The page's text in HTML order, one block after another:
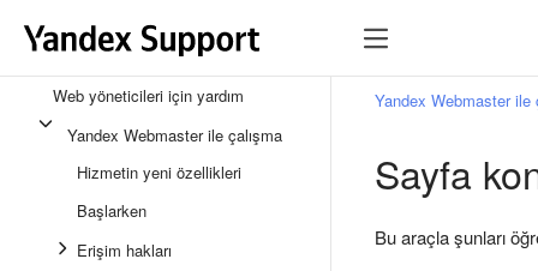
Web yöneticileri için yardım
Yandex Webmaster ile çalışma
Hizmetin yeni özellikleri
Başlarken
Erişim hakları
Yandex Webmaster ile
Sayfa
Bu araçla şunları